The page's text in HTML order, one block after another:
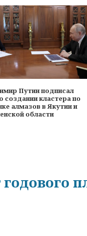
Путин подписал
создании кластера по
алмазов в Якутии и
области
годового